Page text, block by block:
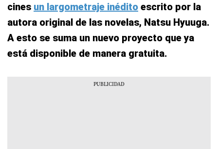
cines un largometraje inédito escrito por la
autora original de las novelas, Natsu Hyuuga.
A esto se suma un nuevo proyecto que ya
está disponible de manera gratuita.